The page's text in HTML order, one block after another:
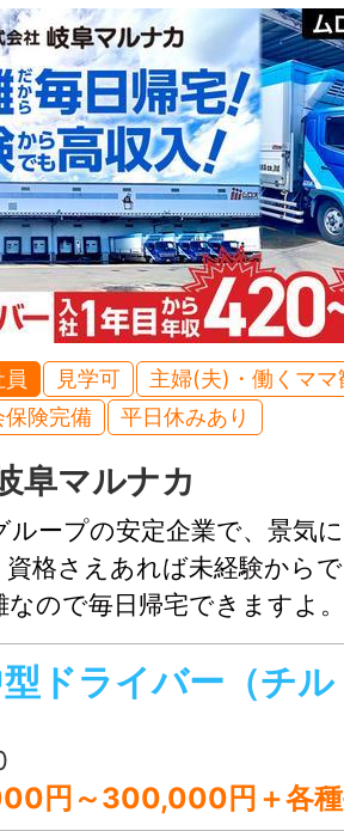
員 見学可
主婦(夫)・働くママ
保険完備
平日休みあり
阜マルナカ
ループの安定企業で、景気
資格さえあれば未経験から
なので毎日帰宅できますよ
も完備♫
円～300,000円＋各